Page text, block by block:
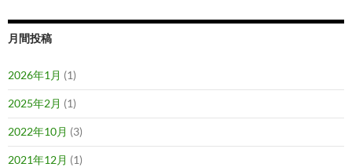
月間投稿
2026年1月 (1)
2025年2月 (1)
2022年10月 (3)
2021年12月 (1)